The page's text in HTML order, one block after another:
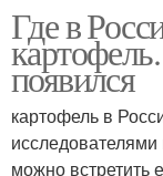
Где в
появился
картофель в
можно встретить